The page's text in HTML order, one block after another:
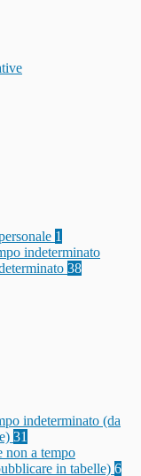
1
indeterminato
38
indeterminato (da
31
non a tempo
in tabelle) 6